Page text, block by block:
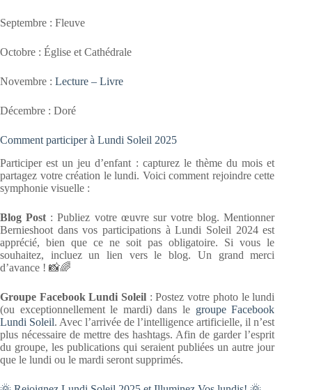
Septembre : Fleuve
Octobre : Église et Cathédrale
Novembre : Lecture – Livre
Décembre : Doré
Comment participer à Lundi Soleil 2025
Participer est un jeu d’enfant : capturez le thème du mois et
partagez votre création le lundi. Voici comment rejoindre cette
symphonie visuelle :
Blog Post : Publiez votre œuvre sur votre blog. Mentionner
Bernieshoot dans vos participations à Lundi Soleil 2024 est
apprécié, bien que ce ne soit pas obligatoire. Si vous le
souhaitez, incluez un lien vers le blog. Un grand merci
d’avance ! 📸🌈
Groupe Facebook Lundi Soleil : Postez votre photo le lundi
(ou exceptionnellement le mardi) dans le groupe Facebook
Lundi Soleil. Avec l’arrivée de l’intelligence artificielle, il n’est
plus nécessaire de mettre des hashtags. Afin de garder l’esprit
du groupe, les publications qui seraient publiées un autre jour
que le lundi ou le mardi seront supprimés.